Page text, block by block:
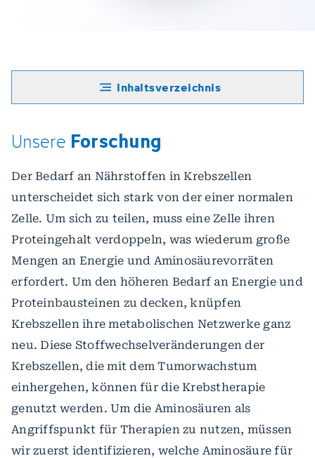
Inhaltsverzeichnis
Unsere Forschung
Der Bedarf an Nährstoffen in Krebszellen
unterscheidet sich stark von der einer normalen
Zelle. Um sich zu teilen, muss eine Zelle ihren
Proteingehalt verdoppeln, was wiederum große
Mengen an Energie und Aminosäurevorräten
erfordert. Um den höheren Bedarf an Energie und
Proteinbausteinen zu decken, knüpfen
Krebszellen ihre metabolischen Netzwerke ganz
neu. Diese Stoffwechselveränderungen der
Krebszellen, die mit dem Tumorwachstum
einhergehen, können für die Krebstherapie
genutzt werden. Um die Aminosäuren als
Angriffspunkt für Therapien zu nutzen, müssen
wir zuerst identifizieren, welche Aminosäure für